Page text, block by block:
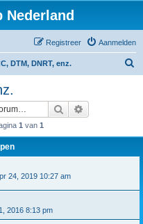
Nederland
Aanmelden
Registreer
DTM, DNRT, enz.
Zoek
1 van 1
24, 2019 10:27 am
2016 8:13 pm